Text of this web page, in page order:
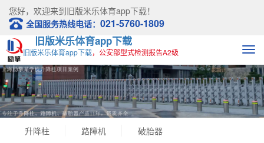
您好，欢迎来到旧版米乐体育app下载！
全国服务热线电话： 021-5760-1809
旧版米乐体育app下载
旧版米乐体育app下载，公安部型式检测报告A2级
升降柱 路障机 破胎器